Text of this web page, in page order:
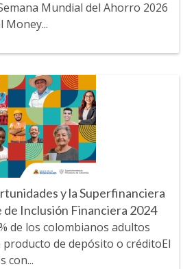
Mundial del Ahorro 2026
Money...
y la Superfinanciera
de Inclusión Financiera 2024
de los colombianos adultos
de depósito o créditoEl
con...